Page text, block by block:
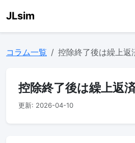
JLsim
コラム一覧 控除終了後は繰上返
控除終了後は繰上返
更新: 2026-04-10